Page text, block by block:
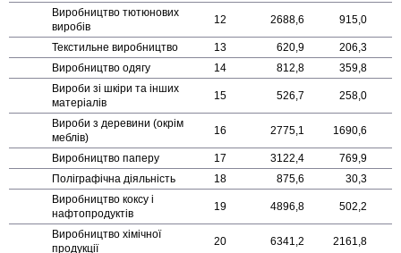
Виробництво тютюнових
виробів
12 2688,6 915,0
Текстильне виробництво 13 620,9
206,3
Виробництво одягу
14 812,8
359,8
Вироби зі шкіри та інших
матеріалів
15 526,7 258,0
Вироби з деревини (окрім
меблів)
16 2775,1 1690,6
Виробництво паперу 17 3122,4
769,9
Поліграфічна діяльність
18 875,6
30,3
Виробництво коксу і
нафто­продуктів
19 4896,8 502,2
Виробництво хімічної
продукції
20 6341,2 2161,8